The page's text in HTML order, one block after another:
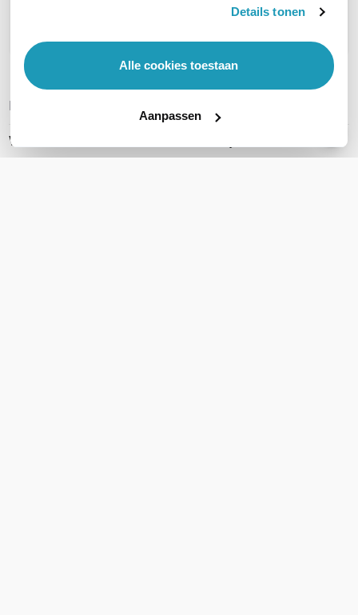
Details tonen
Alle cookies toestaan
Aanpassen
REVIEWS
Wees de eerste die een review schrijft!